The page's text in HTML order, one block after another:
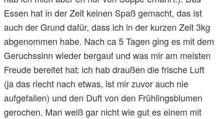
Essen hat in der Zeit keinen Spaß gemacht, das ist
auch der Grund dafür, dass ich in der kurzen Zeit 3kg
abgenommen habe. Nach ca 5 Tagen ging es mit dem
Geruchssinn wieder bergauf und was mir am meisten
Freude bereitet hat: ich hab draußen die frische Luft
(ja das riecht nach etwas, ist mir zuvor auch nie
aufgefallen) und den Duft von den Frühlingsblumen
gerochen. Man weiß gar nicht wie gut es einem mit